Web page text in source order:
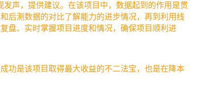
声，提供建议。在该项目中，数据起到的作用是贯
后测数据的对比了解能力的进步情况，再到利用线
盘、实时掌握项目进度和情况，确保项目顺利进
功是该项目取得最大收益的不二法宝，也是在降本